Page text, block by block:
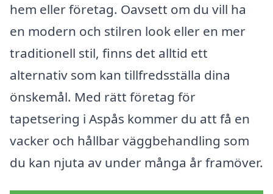
hem eller företag. Oavsett om du vill ha
en modern och stilren look eller en mer
traditionell stil, finns det alltid ett
alternativ som kan tillfredsställa dina
önskemål. Med rätt företag för
tapetsering i Aspås kommer du att få en
vacker och hållbar väggbehandling som
du kan njuta av under många år framöver.